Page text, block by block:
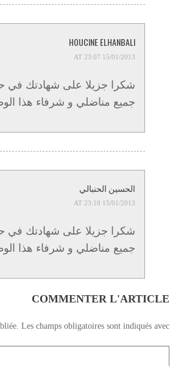
HOUCINE ELHANBALI
15/01/2013 AT 23:07
شكرا جزيلا على شهادتك في
جميع مناضلي و شرفاء هذا
الحسين الحنبالي
15/01/2013 AT 23:10
شكرا جزيلا على شهادتك في
جميع مناضلي و شرفاء هذا
COMMENTER L'ARTICLE
Les champs obligatoires sont indiqués avec